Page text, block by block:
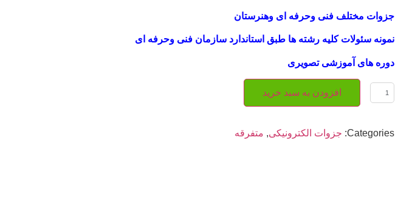
جزوات مختلف فنی وحرفه ای وهنرستان
نمونه سئولات کلیه رشته ها طبق استاندارد سازمان فنی وحرفه ای
دوره های آموزشی تصویری
افزودن به سبد خرید
Categories: جزوات الکترونیکی, متفرقه